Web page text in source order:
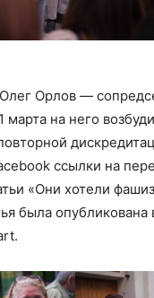
Орлов —
на него
ссылки на
«Они хотели
была опубликована